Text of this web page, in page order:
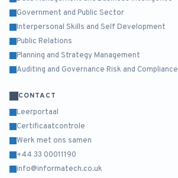
Government and Public Sector
Interpersonal Skills and Self Development
Public Relations
Planning and Strategy Management
Auditing and Governance Risk and Compliance
CONTACT
Leerportaal
Certificaatcontrole
Werk met ons samen
+44 33 00011190
info@informatech.co.uk